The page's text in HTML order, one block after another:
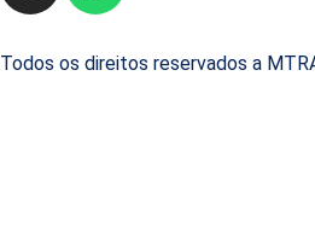
Todos os direitos reservados a